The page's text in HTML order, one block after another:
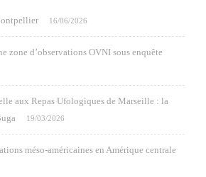
16/06/2026
zone d’observations OVNI sous enquête
aux Repas Ufologiques de Marseille : la
19/03/2026
méso-américaines en Amérique centrale